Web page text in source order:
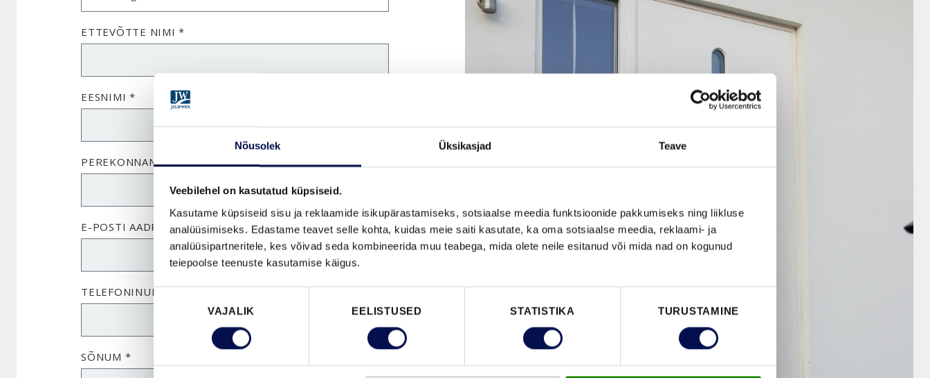
Nõusolek Üksikasjad Teave
Veebilehel on kasutatud küpsiseid.
Kasutame küpsiseid sisu ja reklaamide isikupärastamiseks, sotsiaalse meedia funktsioonide pakkumiseks ning liikluse
analüüsimiseks. Edastame teavet selle kohta, kuidas meie saiti kasutate, ka oma sotsiaalse meedia, reklaami- ja
analüüsipartneritele, kes võivad seda kombineerida muu teabega, mida olete neile esitanud või mida nad on kogunud
teiepoolse teenuste kasutamise käigus.
Nõusoleku
VAJALIK EELISTUSED STATISTIKA TURUSTAMINE
ETTEVÕTTE NIMI *
EESNIMI *
PEREKONNANIMI *
E-POSTI AADRESS *
TELEFONINUMBER *
SÕNUM *